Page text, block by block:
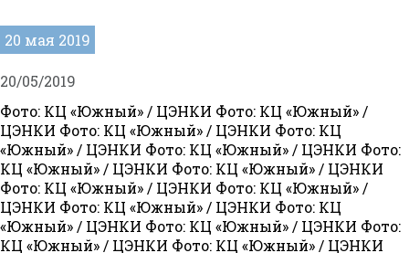
20 мая 2019
20/05/2019
Фото: КЦ «Южный» / ЦЭНКИ Фото: КЦ «Южный» /
ЦЭНКИ Фото: КЦ «Южный» / ЦЭНКИ Фото: КЦ
«Южный» / ЦЭНКИ Фото: КЦ «Южный» / ЦЭНКИ Фото:
КЦ «Южный» / ЦЭНКИ Фото: КЦ «Южный» / ЦЭНКИ
Фото: КЦ «Южный» / ЦЭНКИ Фото: КЦ «Южный» /
ЦЭНКИ Фото: КЦ «Южный» / ЦЭНКИ Фото: КЦ
«Южный» / ЦЭНКИ Фото: КЦ «Южный» / ЦЭНКИ Фото:
КЦ «Южный» / ЦЭНКИ Фото: КЦ «Южный» / ЦЭНКИ